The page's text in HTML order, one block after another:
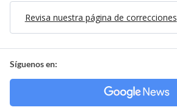
Revisa nuestra página de correcciones
Síguenos en: